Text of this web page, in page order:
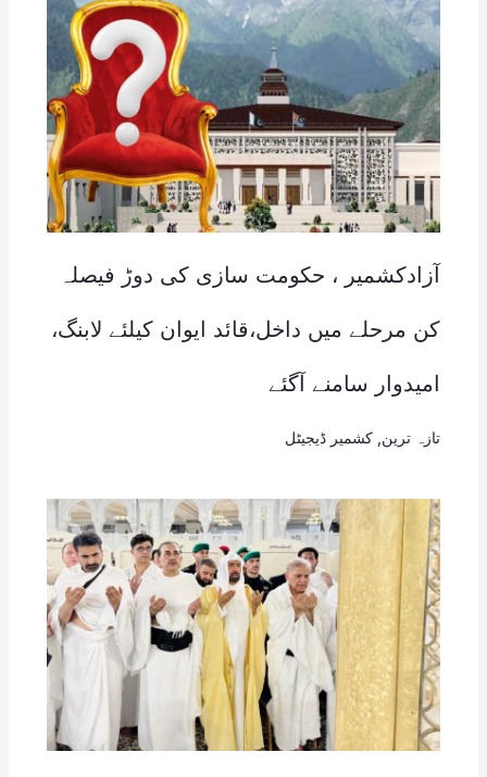
آزادکشمیر ، حکومت سازی کی دوڑ فیصلہ
کن مرحلے میں داخل،قائد ایوان کیلئے لابنگ،
امیدوار سامنے آگئے
تازہ ترین کشمیر ڈیجیٹل